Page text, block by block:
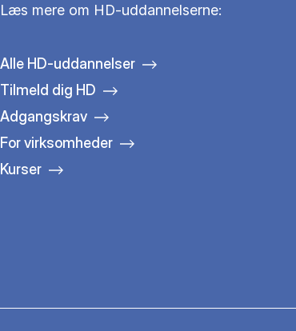
Læs mere om HD-uddannelserne:
Alle HD-uddannelser
Tilmeld dig HD
Adgangskrav
For virksomheder
Kurser